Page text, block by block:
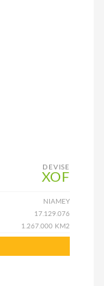
DEVISE
XOF
NIAMEY
17.129.076
1.267.000 KM2